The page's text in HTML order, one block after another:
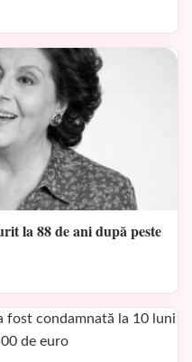
la 88 de ani după peste